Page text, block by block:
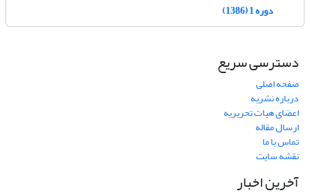
دوره 1 (1386)
دسترسی سریع
صفحه اصلی
درباره نشریه
اعضای هیات تحریریه
ارسال مقاله
تماس با ما
نقشه سایت
آخرین اخبار